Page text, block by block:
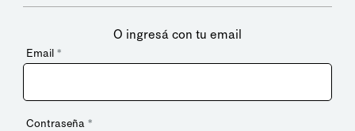
O ingresá con tu email
Email *
Contraseña *